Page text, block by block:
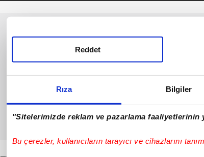
Rıza Bilgiler
"Sitelerimizde reklam ve pazarlama faaliyetlerinin
Bu çerezler, kullanıcıların tarayıcı ve cihazlarını
Reddet